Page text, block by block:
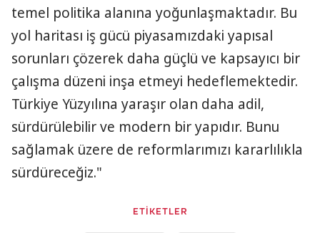
temel politika alanına yoğunlaşmaktadır. Bu
yol haritası iş gücü piyasamızdaki yapısal
sorunları çözerek daha güçlü ve kapsayıcı bir
çalışma düzeni inşa etmeyi hedeflemektedir.
Türkiye Yüzyılına yaraşır olan daha adil,
sürdürülebilir ve modern bir yapıdır. Bunu
sağlamak üzere de reformlarımızı kararlılıkla
sürdüreceğiz."
ETİKETLER